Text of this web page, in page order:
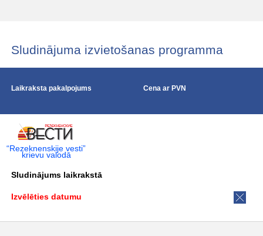
Sludinājuma izvietošanas programma
Laikraksta pakalpojums Cena ar PVN
“Rezeknenskije vesti”
krievu valodā
Sludinājums laikrakstā
Izvēlēties datumu